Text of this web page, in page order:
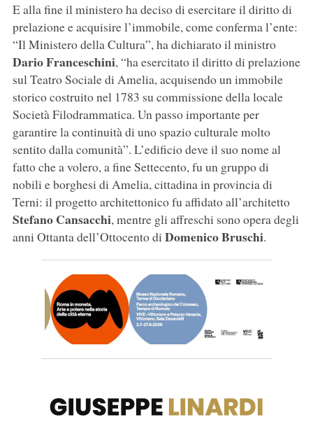
E alla fine il ministero ha deciso di esercitare il diritto di
prelazione e acquisire l’immobile, come conferma l’ente:
“Il Ministero della Cultura”, ha dichiarato il ministro
Dario Franceschini, “ha esercitato il diritto di prelazione
sul Teatro Sociale di Amelia, acquisendo un immobile
storico costruito nel 1783 su commissione della locale
Società Filodrammatica. Un passo importante per
garantire la continuità di uno spazio culturale molto
sentito dalla comunità”. L’edificio deve il suo nome al
fatto che a volero, a fine Settecento, fu un gruppo di
nobili e borghesi di Amelia, cittadina in provincia di
Terni: il progetto architettonico fu affidato all’architetto
Stefano Cansacchi, mentre gli affreschi sono opera degli
anni Ottanta dell’Ottocento di Domenico Bruschi.